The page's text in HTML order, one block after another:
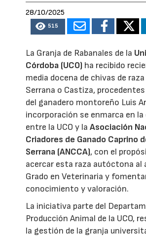
28/10/2025
515
La Granja de Rabanales de la
Córdoba (UCO) ha recibido
media docena de chivas de
Serrana o Castiza,
del ganadero montoreño Luis
incorporación se enmarca en
entre la UCO y laAsociación
Criadores de Ganado Caprino
Serrana (ANCCA), con el
acercar esta raza autóctona al
Grado en Veterinaria y
conocimiento y valoración.
La iniciativa parte del
Producción Animal de la UCO,
la gestión de la granja